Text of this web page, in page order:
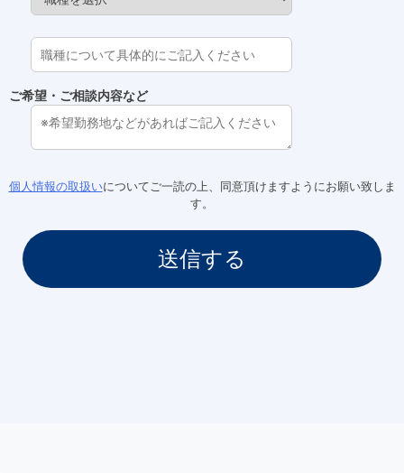
ご希望・ご相談内容など
個人情報の取扱いについてご一読の上、同意頂けますようにお願い致しま
す。